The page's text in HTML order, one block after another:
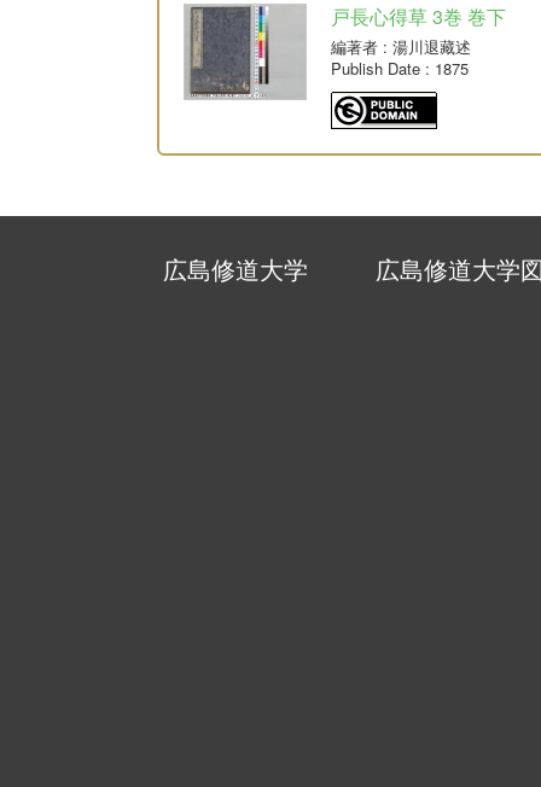
戸長心得草 3巻 巻下
編著者 : 湯川退藏述
Publish Date : 1875
広島修道大学 広島修道大学